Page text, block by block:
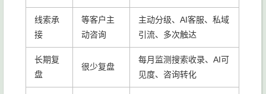
线索承
接
等客户主
动咨询
主动分级、AI客服、私域
引流、多次触达
长期复
盘
很少复盘
每月监测搜索收录、AI可
见度、咨询转化